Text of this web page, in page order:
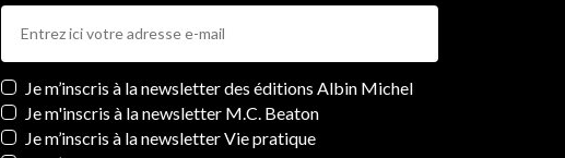
Newsletters
Je m’inscris à la newsletter des éditions Albin Michel
Je m'inscris à la newsletter M.C. Beaton
Je m’inscris à la newsletter Vie pratique